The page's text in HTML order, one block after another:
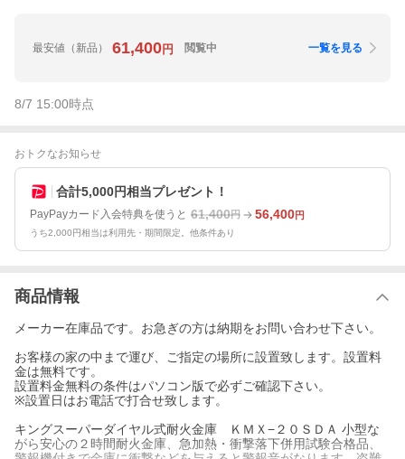
最安値 （新品） 61,400円 閲覧中 一覧を見る
8/7 15:00時点
おトクなお知らせ
合計5,000円相当プレゼント！
PayPayカード入会特典を使うと 61,400円 56,400円
うち2,000円相当は利用先・期間限定。他条件あり
商品情報
メーカー在庫品です。お急ぎの方は納期をお問い合わせ下さい。
お客様の家の中まで運び、ご指定の場所に設置致します。設置料
金は無料です。
設置料金無料の条件はパソコン版で必ずご確認下さい。
※設置日はお電話で打合せ致します。
キングスーパーダイヤル式耐火金庫 ＫＭＸ−２０ＳＤＡ 小型な
がら安心の２時間耐火金庫、急加熱・衝撃落下併用試験合格品、